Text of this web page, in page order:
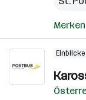
Merken
Einblicke